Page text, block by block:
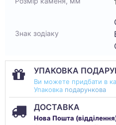
Знак зодіаку
УПАКОВКА
Ви можете придбати в
Упаковка подарункова
ДОСТАВКА
Нова Пошта (відділення